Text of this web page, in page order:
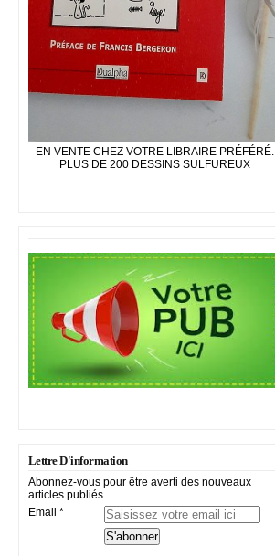
EN VENTE CHEZ VOTRE LIBRAIRE PRÉFÉRÉ.
PLUS DE 200 DESSINS SULFUREUX
Lettre D'information
Abonnez-vous pour être averti des nouveaux
articles publiés.
Email